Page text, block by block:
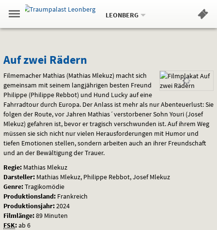
Springe
zum
,zum
.
Navigation
Gehe
zur
Standortauswahl
Standort:
LEONBERG.
Hinweis
Auf
zwei
Rädern
Auf zwei Rädern
Filmemacher Mathias (Mathias Mlekuz) macht sich
gemeinsam mit seinem langjährigen besten Freund
Philippe (Philippe Rebbot) und Hund Lucky auf eine
Fahrradtour durch Europa. Der Anlass ist mehr als nur Abenteuerlust: Sie
folgen der Route, vor Jahren Mathias´verstorbener Sohn Youri (Josef
Mlekuz) gefahren ist, bevor er tragisch verschwunden ist. Auf ihrem Weg
müssen sie sich nicht nur vielen Herausforderungen mit Humor und
tiefen Emotionen stellen, sondern arbeiten auch an ihrer Freundschaft
und an der Bewältigung der Trauer.
Regie: Mathias Mlekuz
Darsteller: Mathias Mlekuz, Philippe Rebbot, Josef Mlekuz
Genre:Tragikomödie
Produktionsland: Frankreich
Produktionsjahr:2024
Filmlänge:89 Minuten
FSK:ab 6